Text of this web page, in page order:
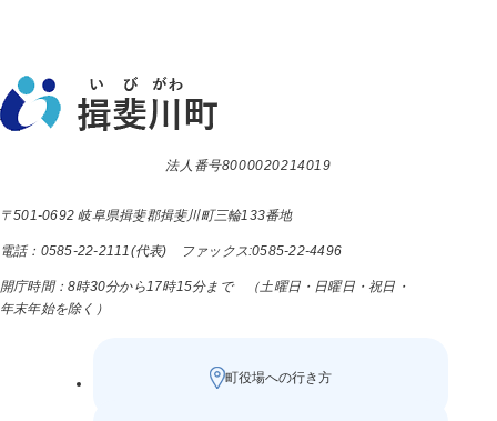
法人番号8000020214019
〒501-0692 岐阜県揖斐郡揖斐川町三輪133番地
電話：0585-22-2111(代表) ファックス:0585-22-4496
開庁時間：8時30分から17時15分まで （土曜日・日曜日・祝日・
年末年始を除く）
町役場への行き方